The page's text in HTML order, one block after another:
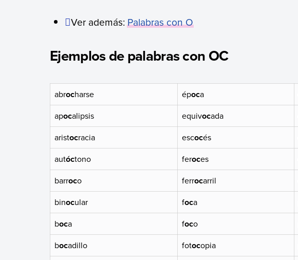
Ver además:Palabras con O
Ejemplos de palabras con OC
abrocharse época
apocalipsis equivocada
aristocracia escocés
autóctono feroces
barroco ferrocarril
binocular foca
boca foco
bocadillo fotocopia